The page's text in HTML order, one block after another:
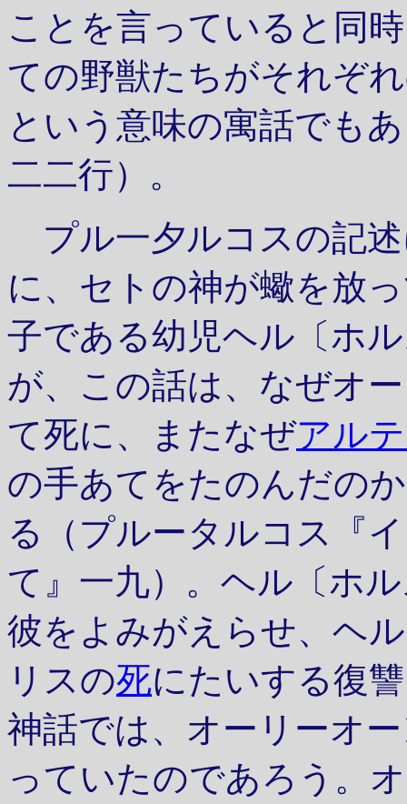
ことを言っていると同
ての野獣たちがそれぞ
という意味の寓話でも
二二行）。
プル一夕ルコスの記
に、セトの神が蠍を放
子である幼児ヘル〔ホ
が、この話は、なぜオ
て死に、またなぜアル
の手あてをたのんだの
る（プルータルコス『
て』一九）。ヘル〔ホ
彼をよみがえらせ、ヘ
リスの死にたいする復
神話では、オーリーオ
っていたのであろう。